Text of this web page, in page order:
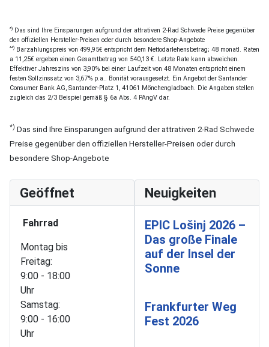
*) Das sind Ihre Einsparungen aufgrund der attrativen 2-Rad Schwede Preise gegenüber
den offiziellen Hersteller-Preisen oder durch besondere Shop-Angebote
**) Barzahlungspreis von 499,95€ entspricht dem Nettodarlehensbetrag; 48 monatl. Raten
a 11,25€ ergeben einen Gesamtbetrag von 540,13 €. Letzte Rate kann abweichen.
Effektiver Jahreszins von 3,90% bei einer Laufzeit von 48 Monaten entspricht einem
festen Sollzinssatz von 3,67% p.a.. Bonität vorausgesetzt. Ein Angebot der Santander
Consumer Bank AG, Santander-Platz 1, 41061 Mönchengladbach. Die Angaben stellen
zugleich das 2/3 Beispiel gemäß § 6a Abs. 4 PAngV dar.
*) Das sind Ihre Einsparungen aufgrund der attrativen 2-Rad Schwede
Preise gegenüber den offiziellen Hersteller-Preisen oder durch
besondere Shop-Angebote
Geöffnet
Fahrrad
Montag bis
Freitag:
9:00 - 18:00
Uhr
Samstag:
9:00 - 16:00
Uhr
Neuigkeiten
EPIC Lošinj 2026 –
Das große Finale
auf der Insel der
Sonne
Frankfurter Weg
Fest 2026